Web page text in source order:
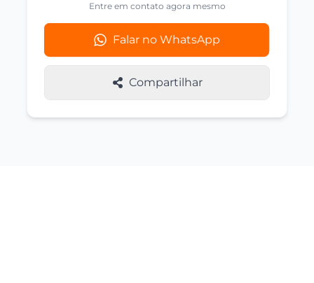
Entre em contato agora mesmo
Falar no WhatsApp
Compartilhar